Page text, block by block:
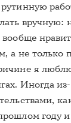
вручную:
а не только
я люблю
Иногда из-
году